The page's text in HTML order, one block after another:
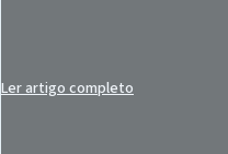
Ler artigo completo